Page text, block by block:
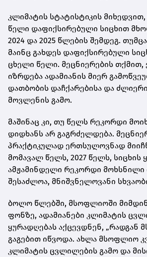
კლიმატის სტატისტიკის
წელი დაფიქსირებული სიცხით
2024 და 2025 წლების შემდეგ.
მაინც გახდეს დაფიქსირებული
ცხელი წელი. მეცნიერების თქმით,
იზრდება ადამიანის მიერ
დათბობის დაჩქარებისა და
მოვლენის გამო.
მაშინაც კი, თუ წელს რეკორდი
დიდხანს არ გაგრძელდება.
პრაქტიკულად ერთსულოვნად
მომავალ წელს, 2027 წელს, სიცხის
ამჟამინდელი რეკორდი მოხსნილი
შესაძლოა, მნიშვნელოვანი
ბოლო წლებში, მსოფლიოში
ფონზე, ადამიანები კლიმატის
ყურადღებას აქცევდნენ, „რადგან
გაგებით იწვოდა. ახლა მსოფლიო
კლიმატის ცვლილების გამო და